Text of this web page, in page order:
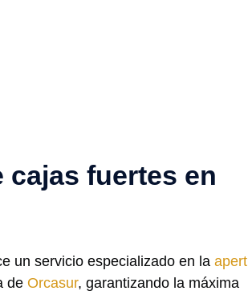
cajas fuertes en
un servicio especializado en la
de Orcasur, garantizando la máxima